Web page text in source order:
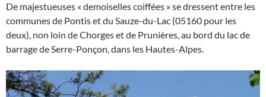
De majestueuses « demoiselles coiffées » se dressent entre les
communes de Pontis et du Sauze-du-Lac (05160 pour les
deux), non loin de Chorges et de Prunières, au bord du lac de
barrage de Serre-Ponçon, dans les Hautes-Alpes.